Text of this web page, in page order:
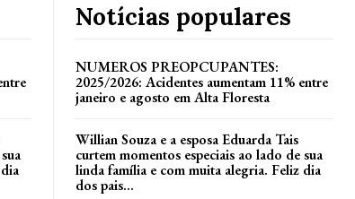
Notícias populares
NUMEROS PREOPCUPANTES:
2025/2026: Acidentes aumentam 11% entre
janeiro e agosto em Alta Floresta
Willian Souza e a esposa Eduarda Tais
curtem momentos especiais ao lado de sua
linda família e com muita alegria. Feliz dia
dos pais...